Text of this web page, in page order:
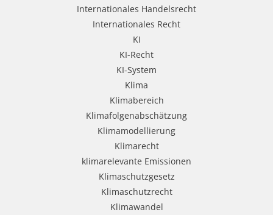
Internationales Handelsrecht
Internationales Recht
KI
KI-Recht
KI-System
Klima
Klimabereich
Klimafolgenabschätzung
Klimamodellierung
Klimarecht
klimarelevante Emissionen
Klimaschutzgesetz
Klimaschutzrecht
Klimawandel